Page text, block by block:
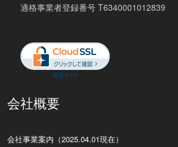
適格事業者登録番号 T6340001012839
会社概要
会社事業案内（2025.04.01現在）